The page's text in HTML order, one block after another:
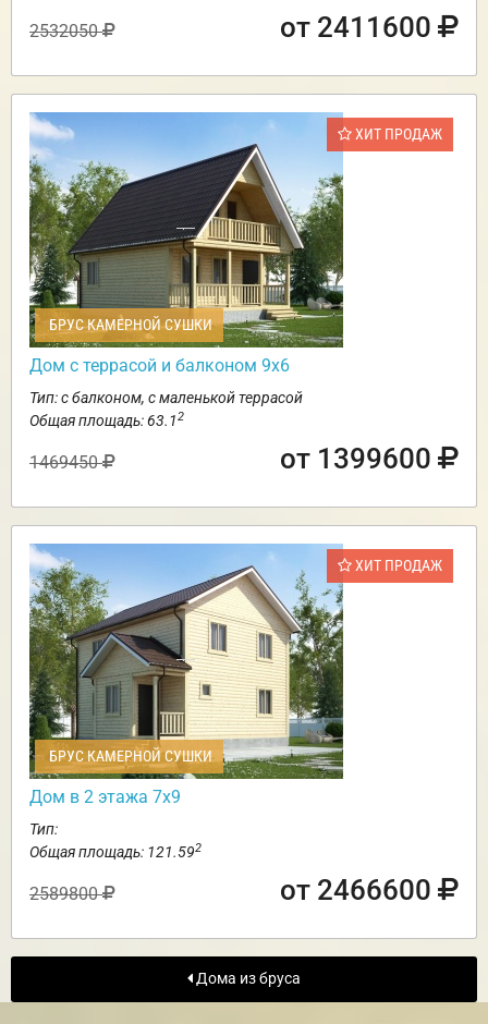
2532050 от 2411600
ХИТ ПРОДАЖ
БРУС КАМЕРНОЙ СУШКИ
Дом с террасой и балконом 9х6
Тип: с балконом, с маленькой террасой
Общая площадь: 63.12
1469450 от 1399600
ХИТ ПРОДАЖ
БРУС КАМЕРНОЙ СУШКИ
Дом в 2 этажа 7х9
Тип:
Общая площадь: 121.592
2589800 от 2466600
Дома из бруса